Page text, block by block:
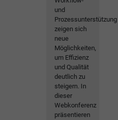
und
Prozessunterstützung
zeigen sich
neue
Möglichkeiten,
um Effizienz
und Qualität
deutlich zu
steigern. In
dieser
Webkonferenz
präsentieren